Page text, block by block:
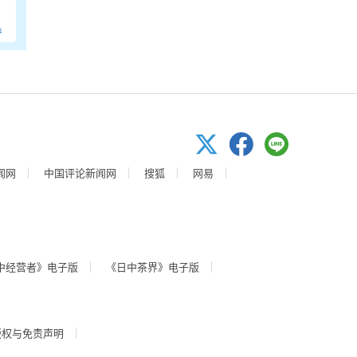
网 中国评论新闻网 搜狐 网易
经营者》电子版 《日中茶界》电子版
与免责声明